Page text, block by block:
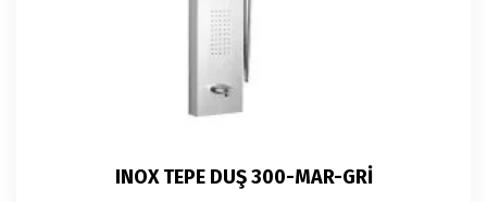
INOX TEPE DUŞ 300-MAR-GRİ